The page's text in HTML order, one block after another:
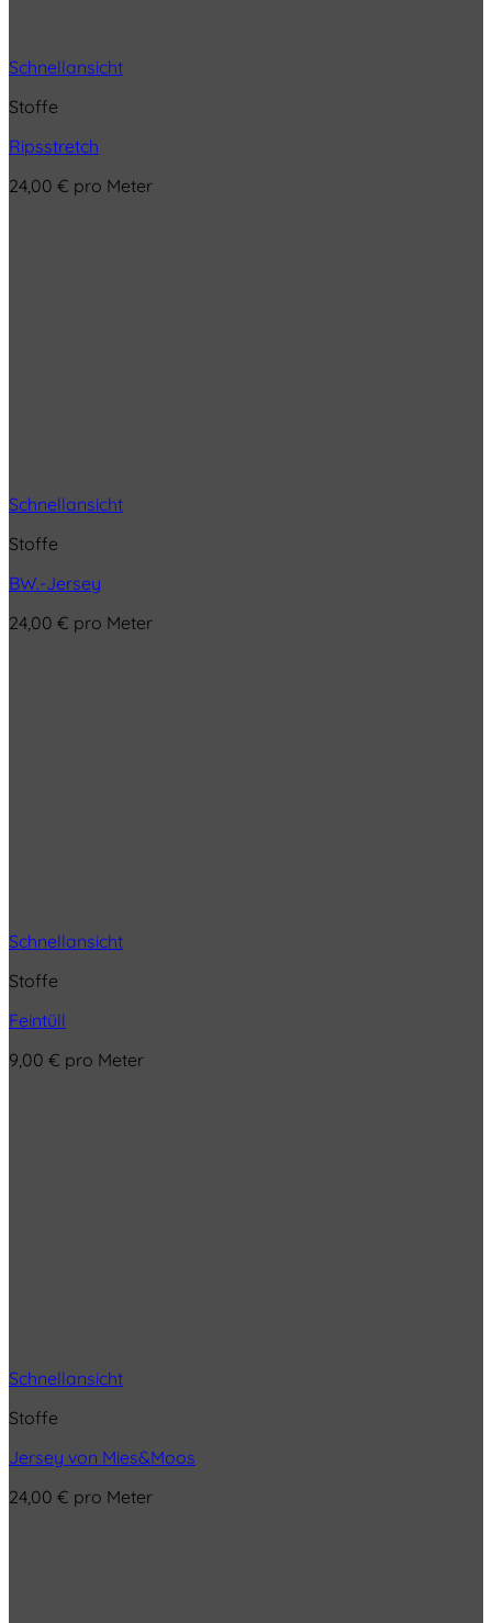
Schnellansicht
Stoffe
Ripsstretch
24,00 € pro Meter
Schnellansicht
Stoffe
BW.-Jersey
24,00 € pro Meter
Schnellansicht
Stoffe
Feintüll
9,00 € pro Meter
Schnellansicht
Stoffe
Jersey von Mies&Moos
24,00 € pro Meter